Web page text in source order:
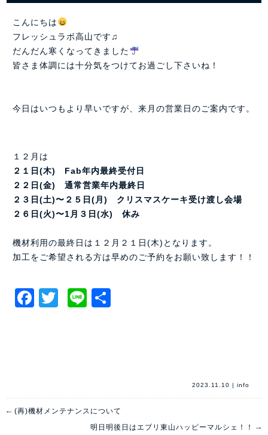
こんにちは
フレッシュラボ高山です♫
だんだん寒くなってきました
皆さま体調には十分気をつけてお過ごし下さいね！
今日はいつもより早いですが、来月の営業日のご案内です。
１２月は
２１日(木) Fab年内最終受付日
２２日(金) 通常営業年内最終日
２３日(土)〜２５日(月) クリスマスケーキ受け渡し会場
２６日(火)〜1月３日(水) 休み
機材利用の最終日は１２月２１日(木)となります。
加工をご希望される方は早めのご予約をお願い致します！！
Facebook
Twitter
Line
2023.11.10 | info
← (再)機材メンテナンスについて
明日明後日はエブリ東山ハッピーマルシェ！！ →